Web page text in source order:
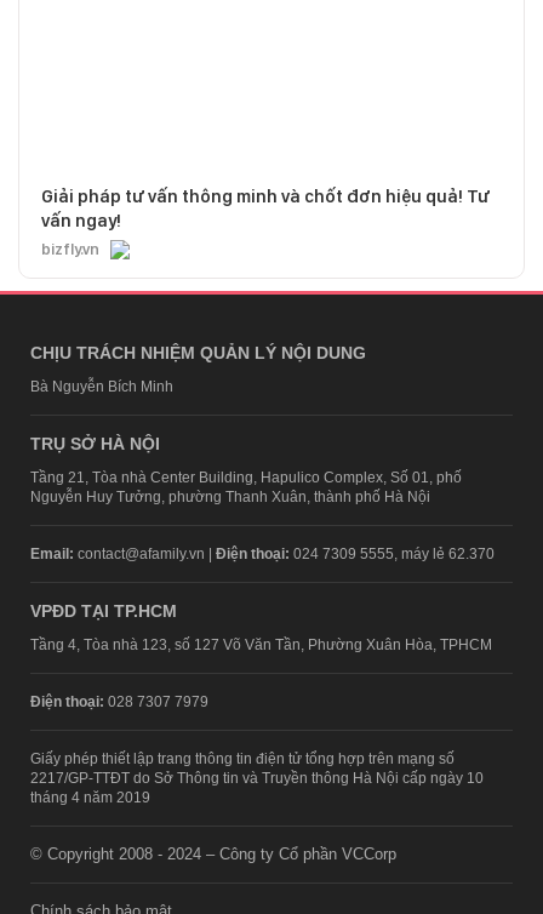
Giải pháp tư vấn thông minh và chốt đơn hiệu quả! Tư
vấn ngay!
bizfly.vn
CHỊU TRÁCH NHIỆM QUẢN LÝ NỘI DUNG
Bà Nguyễn Bích Minh
TRỤ SỞ HÀ NỘI
Tầng 21, Tòa nhà Center Building, Hapulico Complex, Số 01, phố
Nguyễn Huy Tưởng, phường Thanh Xuân, thành phố Hà Nội
Email: contact@afamily.vn | Điện thoại: 024 7309 5555, máy lẻ 62.370
VPĐD TẠI TP.HCM
Tầng 4, Tòa nhà 123, số 127 Võ Văn Tần, Phường Xuân Hòa, TPHCM
Điện thoại: 028 7307 7979
Giấy phép thiết lập trang thông tin điện tử tổng hợp trên mạng số
2217/GP-TTĐT do Sở Thông tin và Truyền thông Hà Nội cấp ngày 10
tháng 4 năm 2019
© Copyright 2008 - 2024 – Công ty Cổ phần VCCorp